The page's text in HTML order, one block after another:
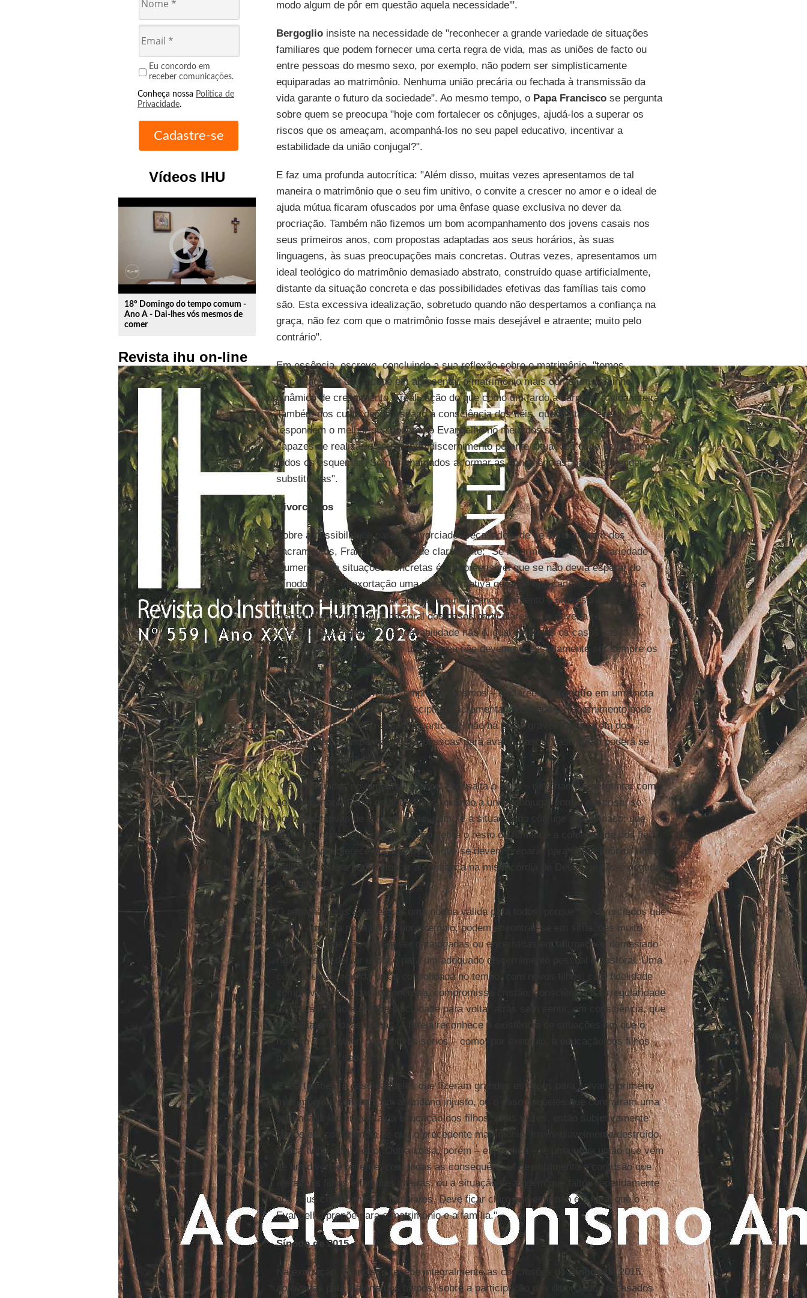
Eu concordo em
receber comunicações.
Conheça nossa Política de
Privacidade.
Vídeos IHU
play_circle_outline
18º Domingo do tempo comum -
Ano A - Dai-lhes vós mesmos de
comer
Revista ihu on-line
modo algum de pôr em questão aquela necessidade'".
Bergoglioinsiste na necessidade de "reconhecer a grande variedade de situações
familiares que podem fornecer uma certa regra de vida, mas as uniões de facto ou
entre pessoas do mesmo sexo, por exemplo, não podem ser simplisticamente
equiparadas ao matrimônio. Nenhuma união precária ou fechada à transmissão da
vida garante o futuro da sociedade". Ao mesmo tempo, o Papa Franciscose pergunta
sobre quem se preocupa "hoje com fortalecer os cônjuges, ajudá-los a superar os
riscos que os ameaçam, acompanhá-los no seu papel educativo, incentivar a
estabilidade da união conjugal?".
E faz uma profunda autocrítica: "Além disso, muitas vezes apresentamos de tal
maneira o matrimônio que o seu fim unitivo, o convite a crescer no amor e o ideal de
ajuda mútua ficaram ofuscados por uma ênfase quase exclusiva no dever da
procriação. Também não fizemos um bom acompanhamento dos jovens casais nos
seus primeiros anos, com propostas adaptadas aos seus horários, às suas
linguagens, às suas preocupações mais concretas. Outras vezes, apresentamos um
ideal teológico do matrimônio demasiado abstrato, construído quase artificialmente,
distante da situação concreta e das possibilidades efetivas das famílias tais como
são. Esta excessiva idealização, sobretudo quando não despertamos a confiança na
graça, não fez com que o matrimônio fosse mais desejável e atraente; muito pelo
contrário".
Em essência, escreve, concluindo a sua reflexão sobre o matrimônio, "temos
dificuldade em dificuldade em apresentar o matrimônio mais como um caminho
dinâmico de crescimento e realização do que como um fardo a carregar a vida inteira.
Também nos custa deixar espaço à consciência dos fiéis, que muitas vezes
respondem o melhor que podem ao Evangelho no meio dos seus limites e são
capazes de realizar o seu próprio discernimento perante situações onde se rompem
todos os esquemas. Somos chamados a formar as consciências, não a pretender
substituí-las".
Divorciados
Sobre a possibilidade para os divorciados recasados de se aproximarem dos
sacramentos, Francisco responde claramente: "Se levarmos em conta a variedade
inumerável de situações concretas é compreensível que se não devia esperar do
Sínodo ou desta exortação uma nova normativa geral de tipo canônico, aplicável a
todos os casos. É possível apenas um novo encorajamento a um responsável
discernimento pessoal e pastoral dos casos particulares, que deveria reconhecer:
uma vez que 'o grau de responsabilidade não é igual em todos os casos', as
consequências ou efeitos de uma norma não devem necessariamente ser sempre os
mesmos".
"E também não devem ser sempre os mesmos – esclarece Bergoglioem uma nota
de rodapé – na aplicação da disciplina sacramental, dado que o discernimento pode
reconhecer que, numa situação particular, não há culpa grave." Será tarefa dos
confessores acompanhar essas pessoas para avaliar caso a caso quem poderá se
aproximar da comunhão.
"Os divorciados novamente casados – ressalta o papa – deveriam se perguntar como
se comportaram com os seus filhos, quando a união conjugal entrou em crise; se
houve tentativas de reconciliação; como é a situação do cônjuge abandonado; que
consequências têm a nova relação sobre o resto da família e a comunidade dos fiéis;
que exemplo oferece ela aos jovens que se devem preparar para o matrimônio. Uma
reflexão sincera pode reforçar a confiança na misericórdia de Deus que não é negada
a ninguém'."
O papa não quis estabelecer uma norma válida para todos, porque "os divorciados que
vivem em uma nova união, por exemplo, podem encontrar-se em situações muito
diferentes, que não devem ser catalogadas ou encerradas em afirmações demasiado
rígidas, sem deixar espaço para um adequado discernimento pessoal e pastoral. Uma
coisa é uma segunda união consolidada no tempo, com novos filhos, com fidelidade
comprovada, dedicação generosa, compromisso cristão, consciência da irregularidade
da sua situação e grande dificuldade para voltar atrás sem sentir, em consciência, que
se cairia em novas culpas. A Igreja reconhece a existência de situações em que o
homem e a mulher, por motivos sérios – como, por exemplo, a educação dos filhos –
não se podem separar".
E "há também o caso daqueles que fizeram grandes esforços para salvar o primeiro
matrimônio e sofreram um abandono injusto, ou o caso daqueles que contraíram uma
segunda união em vista da educação dos filhos, e, às vezes, estão subjetivamente
certos em consciência de que o precedente matrimônio, irremediavelmente destruído,
nunca tinha sido válido. Outra coisa, porém – especifica –, é uma nova união que vem
de um divórcio recente, com todas as consequências de sofrimento e confusão que
afetam os filhos e famílias inteiras, ou a situação de alguém que faltou repetidamente
aos seus compromissos familiares. Deve ficar claro que este não é o ideal que o
Evangelho propõe para o matrimônio e a família."
Sínodo de 2015
Na exortação, Francisco recebe integralmente as conclusões doSínodode 2015,
aprovadas pela maioria dos bispos, sobre a participação dos divorciados recasados